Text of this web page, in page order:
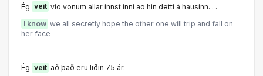
Ég veit vio vonum allar innst inni ao hin detti á hausinn. . .
I know we all secretly hope the other one will trip and fall on
her face--
Ég veit að það eru liðin 75 ár.